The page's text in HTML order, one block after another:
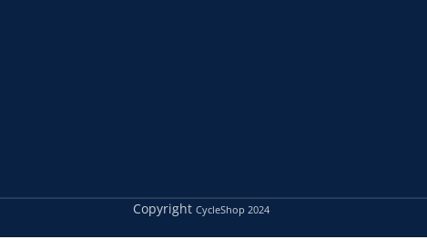
Copyright CycleShop 2024